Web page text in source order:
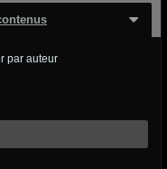
par auteur